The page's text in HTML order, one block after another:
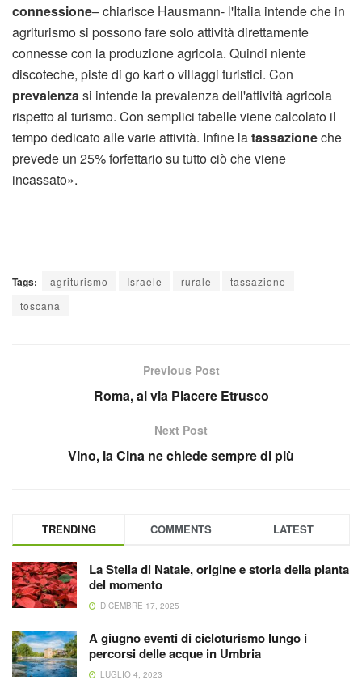
connessione– chiarisce Hausmann- l'Italia intende che in
agriturismo si possono fare solo attività direttamente
connesse con la produzione agricola. Quindi niente
discoteche, piste di go kart o villaggi turistici. Con
prevalenzasi intende la prevalenza dell'attività agricola
rispetto al turismo. Con semplici tabelle viene calcolato il
tempo dedicato alle varie attività. Infine latassazioneche
prevede un 25% forfettario su tutto ciò che viene
incassato».
Tags: agriturismo Israele rurale
tassazione
toscana
Previous Post
Roma, al via Piacere Etrusco
Next Post
Vino, la Cina ne chiede sempre di più
TRENDING COMMENTS LATEST
La Stella di Natale, origine e storia della pianta
del momento
DICEMBRE 17, 2025
A giugno eventi di cicloturismo lungo i
percorsi delle acque in Umbria
LUGLIO 4, 2023